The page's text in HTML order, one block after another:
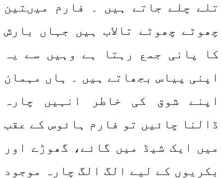
تلے چلے جاتے ہیں ۔ فارم میںتین
چھوٹے چھوٹے تالاب ہیں جہاں بارش
کا پانی جمع رہتا ہے وہیں سے یہ
اپنی پیاس بجھاتے ہیں ۔ ہاں مہمان
اپنے شوق کی خاطر انہیں چارہ
ڈالنا چائیں تو فارم ہائوس کے عقب
میں ایک شیڈ میں گائے، گھوڑے اور
بکریوں کے لیے الگ الگ چارہ موجود